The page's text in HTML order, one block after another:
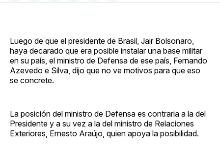
en
on
en
on
via
Luego de que el presidente de Brasil, Jair Bolsonaro,
haya decarado que era posible instalar una base militar
en su país, el ministro de Defensa de ese país, Fernando
Azevedo e Silva, dijo que no ve motivos para que eso
se concrete.
La posición del ministro de Defensa es contraria a la del
Presidente y a su vez a la del ministro de Relaciones
Exteriores, Ernesto Araújo, quien apoya la posibilidad.